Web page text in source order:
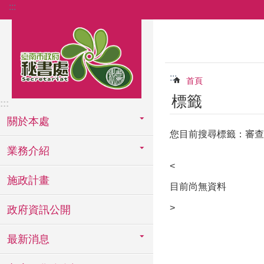
跳到主要內容區塊
:::
:::
關於本處
業務介紹
施政計畫
政府資訊公開
最新消息
::: 首頁
標籤
您目前搜尋標籤：審
<
目前尚無資料
>